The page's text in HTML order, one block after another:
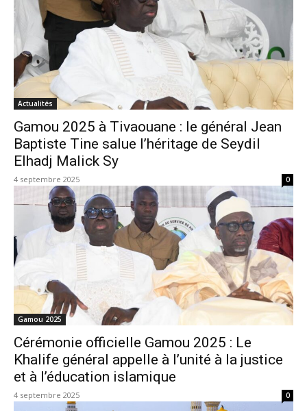
Actualités
Gamou 2025 à Tivaouane : le général Jean
Baptiste Tine salue l’héritage de Seydil
Elhadj Malick Sy
4 septembre 2025 0
Gamou 2025
Cérémonie officielle Gamou 2025 : Le
Khalife général appelle à l’unité à la justice
et à l’éducation islamique
4 septembre 2025 0